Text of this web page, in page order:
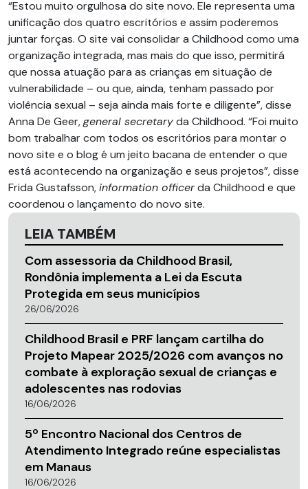
“Estou muito orgulhosa do site novo. Ele representa uma
unificação dos quatro escritórios e assim poderemos
juntar forças. O site vai consolidar a Childhood como uma
organização integrada, mas mais do que isso, permitirá
que nossa atuação para as crianças em situação de
vulnerabilidade – ou que, ainda, tenham passado por
violência sexual – seja ainda mais forte e diligente”, disse
Anna De Geer,general secretaryda Childhood. “Foi muito
bom trabalhar com todos os escritórios para montar o
novo site e o blog é um jeito bacana de entender o que
está acontecendo na organização e seus projetos”, disse
Frida Gustafsson,information officerda Childhood e que
coordenou o lançamento do novo site.
LEIA TAMBÉM
Com assessoria da Childhood Brasil,
Rondônia implementa a Lei da Escuta
Protegida em seus municípios
26/06/2026
Childhood Brasil e PRF lançam cartilha do
Projeto Mapear 2025/2026 com avanços no
combate à exploração sexual de crianças e
adolescentes nas rodovias
16/06/2026
5º Encontro Nacional dos Centros de
Atendimento Integrado reúne especialistas
em Manaus
16/06/2026